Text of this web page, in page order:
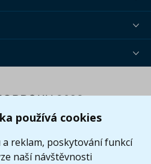
používá cookies
reklam, poskytování funkcí
naší návštěvnosti